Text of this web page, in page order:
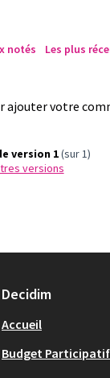
notés Les plus
ajouter votre
version 1(sur 1)
versions
Decidim
Accueil
Budget Participatif